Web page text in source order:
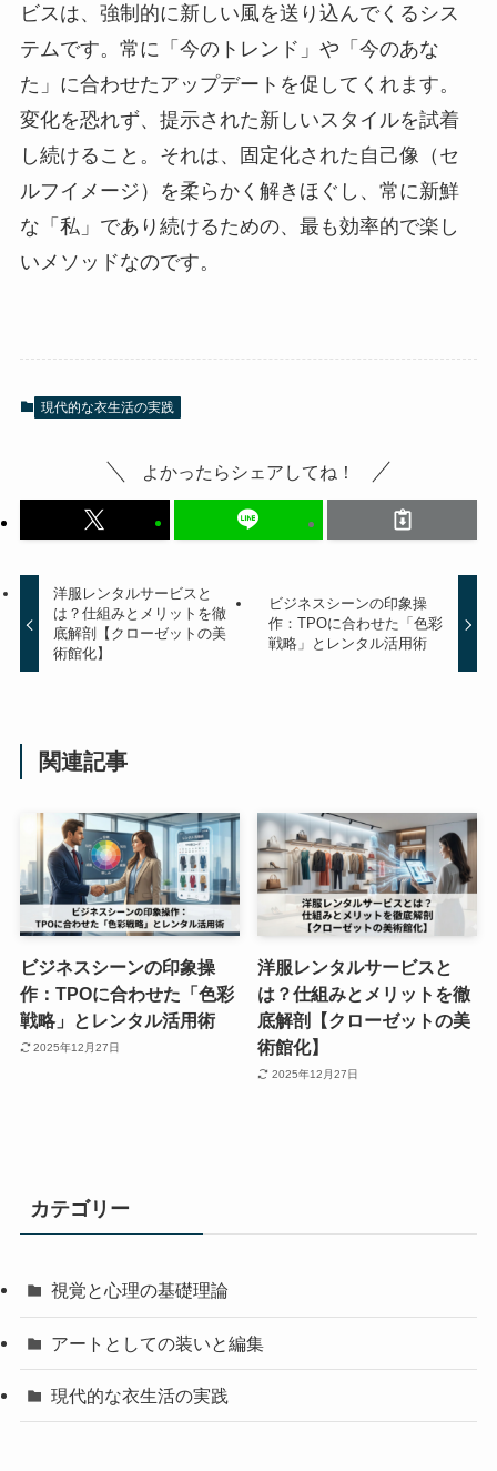
ビスは、強制的に新しい風を送り込んでくるシス
テムです。常に「今のトレンド」や「今のあな
た」に合わせたアップデートを促してくれます。
変化を恐れず、提示された新しいスタイルを試着
し続けること。それは、固定化された自己像（セ
ルフイメージ）を柔らかく解きほぐし、常に新鮮
な「私」であり続けるための、最も効率的で楽し
いメソッドなのです。
現代的な衣生活の実践
よかったらシェアしてね！
洋服レンタルサービスと
は？仕組みとメリットを徹
底解剖【クローゼットの美
術館化】
ビジネスシーンの印象操
作：TPOに合わせた「色彩
戦略」とレンタル活用術
関連記事
ビジネスシーンの印象操
作：TPOに合わせた「色彩
戦略」とレンタル活用術
2025年12月27日
洋服レンタルサービスと
は？仕組みとメリットを徹
底解剖【クローゼットの美
術館化】
2025年12月27日
カテゴリー
視覚と心理の基礎理論
アートとしての装いと編集
現代的な衣生活の実践